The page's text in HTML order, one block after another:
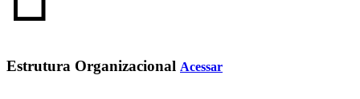
Estrutura Organizacional Acessar